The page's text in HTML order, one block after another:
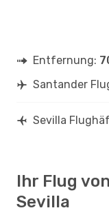
Entfernung:
Santander
Sevilla
Ihr Flug
Sevilla